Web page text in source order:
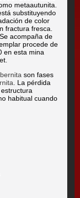
metaautunita.
substituyendo
de color
fractura fresca.
acompaña de
procede de
en esta mina
son fases
. La pérdida
habitual cuando